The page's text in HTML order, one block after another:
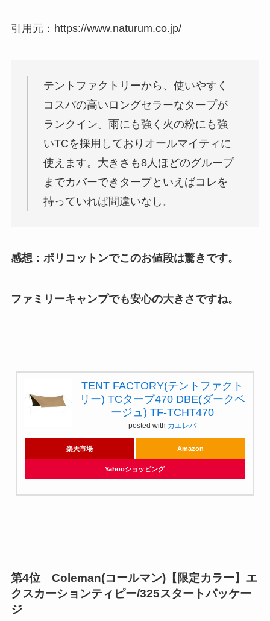
引用元：https://www.naturum.co.jp/
テントファクトリーから、使いやすく
コスパの高いロングセラーなタープが
ランクイン。雨にも強く火の粉にも強
いTCを採用しておりオールマイティに
使えます。大きさも8人ほどのグループ
までカバーできタープといえばコレを
持っていれば間違いなし。
感想：ポリコットンでこのお値段は驚きです。
ファミリーキャンプでも安心の大きさですね。
TENT FACTORY(テントファクト
リー) TCタープ470 DBE(ダークベ
ージュ) TF-TCHT470
posted with カエレバ
楽天市場 Amazon
Yahooショッピング
第4位 Coleman(コールマン)【限定カラー】エ
クスカーションティピー/325スタートパッケー
ジ